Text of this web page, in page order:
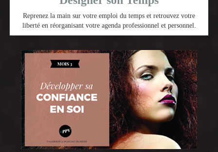
Reprenez la main sur votre emploi du temps et retrouvez votre
liberté en réorganisant votre agenda professionnel et personnel.